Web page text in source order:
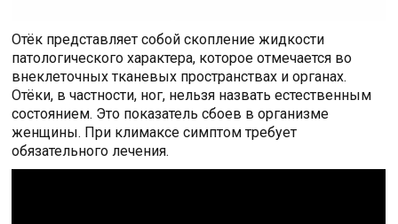
Отёк представляет собой скопление жидкости
патологического характера, которое отмечается во
внеклеточных тканевых пространствах и органах.
Отёки, в частности, ног, нельзя назвать естественным
состоянием. Это показатель сбоев в организме
женщины. При климаксе симптом требует
обязательного лечения.